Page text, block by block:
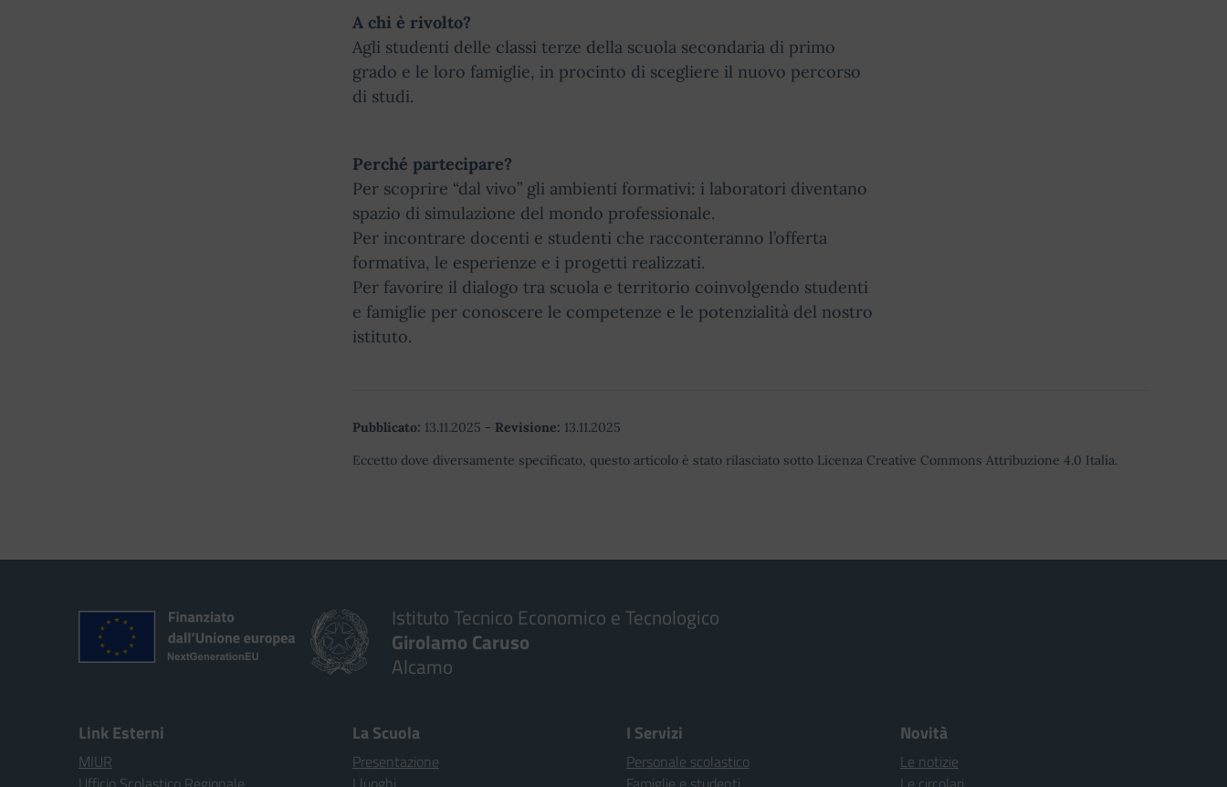
A chi è rivolto?
Agli studenti delle classi terze della scuola secondaria di primo
grado e le loro famiglie, in procinto di scegliere il nuovo percorso
di studi.
Perché partecipare?
Per scoprire “dal vivo” gli ambienti formativi: i laboratori diventano
spazio di simulazione del mondo professionale.
Per incontrare docenti e studenti che racconteranno l’offerta
formativa, le esperienze e i progetti realizzati.
Per favorire il dialogo tra scuola e territorio coinvolgendo studenti
e famiglie per conoscere le competenze e le potenzialità del nostro
istituto.
Pubblicato: 13.11.2025 - Revisione: 13.11.2025
Eccetto dove diversamente specificato, questo articolo è stato rilasciato sotto Licenza Creative Commons Attribuzione 4.0 Italia.
Istituto Tecnico Economico e Tecnologico
Girolamo Caruso
Alcamo
Link Esterni
MIUR
La Scuola
Presentazione
I Servizi
Personale scolastico
Novità
Le notizie